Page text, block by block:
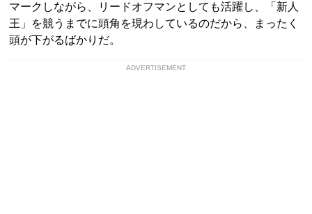
マークしながら、リードオフマンとしても活躍し、「新人
王」を競うまでに頭角を現わしているのだから、まったく
頭が下がるばかりだ。
ADVERTISEMENT